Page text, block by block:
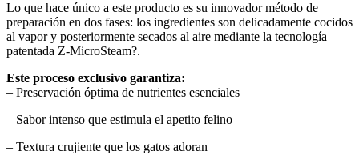
Lo que hace único a este producto es su innovador método de
preparación en dos fases: los ingredientes son delicadamente cocidos
al vapor y posteriormente secados al aire mediante la tecnología
patentada Z-MicroSteam?.
Este proceso exclusivo garantiza:
– Preservación óptima de nutrientes esenciales
– Sabor intenso que estimula el apetito felino
– Textura crujiente que los gatos adoran